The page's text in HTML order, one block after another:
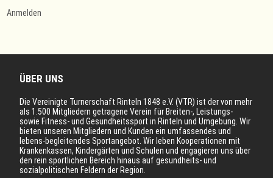
Anmelden
ÜBER UNS
Die Vereinigte Turnerschaft Rinteln 1848 e.V. (VTR) ist der von mehr
als 1.500 Mitgliedern getragene Verein für Breiten-, Leistungs-
sowie Fitness- und Gesundheitssport in Rinteln und Umgebung. Wir
bieten unseren Mitgliedern und Kunden ein umfassendes und
lebens-begleitendes Sportangebot. Wir leben Kooperationen mit
Krankenkassen, Kindergärten und Schulen und engagieren uns über
den rein sportlichen Bereich hinaus auf gesundheits- und
sozialpolitischen Feldern der Region.